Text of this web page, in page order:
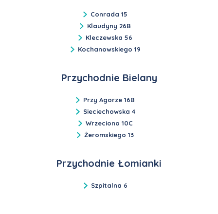
Conrada 15
Klaudyny 26B
Kleczewska 56
Kochanowskiego 19
Przychodnie Bielany
Przy Agorze 16B
Sieciechowska 4
Wrzeciono 10C
Żeromskiego 13
Przychodnie Łomianki
Szpitalna 6